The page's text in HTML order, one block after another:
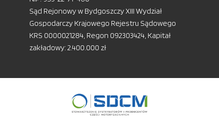
Sąd Rejonowy w Bydgoszczy XIII Wydział
Gospodarczy Krajowego Rejestru Sądowego
KRS 0000021284, Regon 092303424, Kapitał
zakładowy: 2.400.000 zł